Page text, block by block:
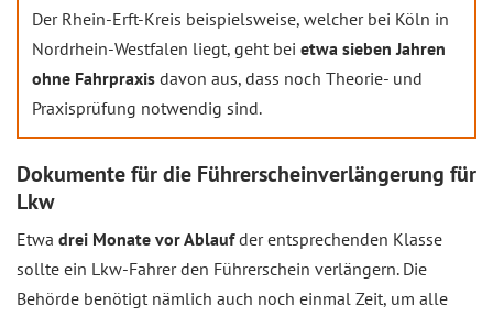
Der Rhein-Erft-Kreis beispielsweise, welcher bei Köln in
Nordrhein-Westfalen liegt, geht bei etwa sieben Jahren
ohne Fahrpraxis davon aus, dass noch Theorie- und
Praxisprüfung notwendig sind.
Dokumente für die Führerscheinverlängerung für
Lkw
Etwa drei Monate vor Ablaufder entsprechenden Klasse
sollte ein Lkw-Fahrer den Führerschein verlängern. Die
Behörde benötigt nämlich auch noch einmal Zeit, um alle